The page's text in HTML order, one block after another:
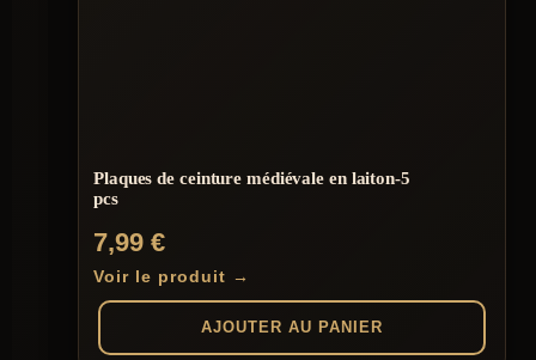
Plaques de ceinture médiévale en laiton-5
pcs
7,99 €
Voir le produit →
AJOUTER AU PANIER